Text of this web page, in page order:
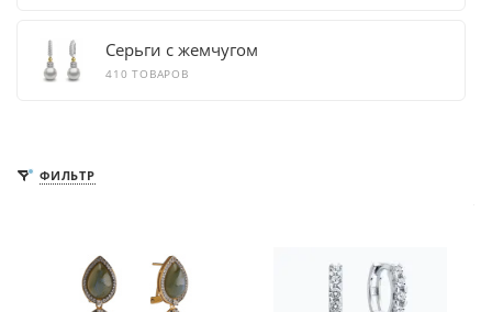
Серьги с жемчугом
410 ТОВАРОВ
ФИЛЬТР